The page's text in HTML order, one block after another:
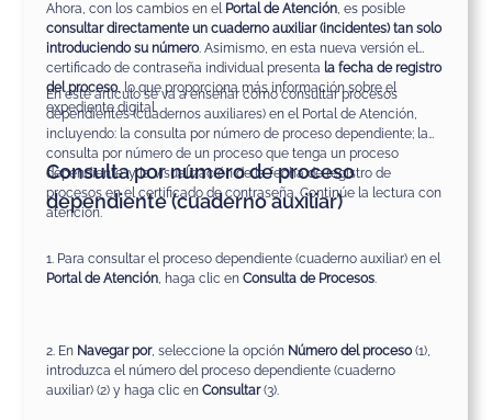
Ahora, con los cambios en el Portal de Atención, es posible
consultar directamente un cuaderno auxiliar (incidentes) tan solo
introduciendo su número. Asimismo, en esta nueva versión el
certificado de contraseña individual presenta la fecha de registro
del proceso, lo que proporciona más información sobre el
expediente digital.
En este artículo se va a enseñar cómo consultar procesos
dependientes (cuadernos auxiliares) en el Portal de Atención,
incluyendo: la consulta por número de proceso dependiente; la
consulta por número de un proceso que tenga un proceso
dependiente; y la visualización de la fecha de registro de
procesos en el certificado de contraseña. Continúe la lectura con
atención.
Consulta por número de proceso
dependiente (cuaderno auxiliar)
1. Para consultar el proceso dependiente (cuaderno auxiliar) en el
Portal de Atención, haga clic enConsulta de Procesos.
2. En Navegar por, seleccione la opción Número del proceso(1),
introduzca el número del proceso dependiente (cuaderno
auxiliar) (2) y haga clic enConsultar(3).